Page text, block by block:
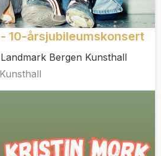
10-årsjubileumskonsert
Bergen Kunsthall